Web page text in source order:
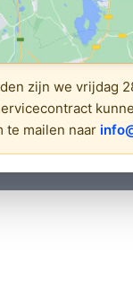
zijn we vrijdag
te mailen naar